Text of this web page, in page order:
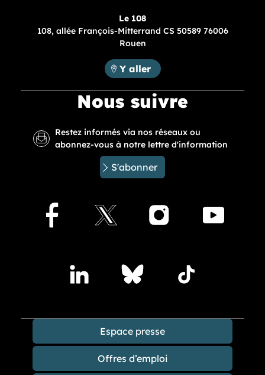
Le 108
108, allée François-Mitterrand CS 50589 76006
Rouen
Métropole Rouen Normandie :
Y aller
Nous suivre
Restez informés via nos réseaux ou
abonnez-vous à notre lettre d'information
S'abonner
Facebook
X Instagram
LindedinBlueskyTikTok
Espace presse
Offres d’emploi